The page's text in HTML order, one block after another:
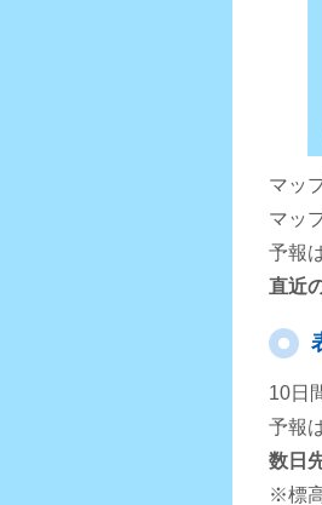
マッ
マッ
予報
直近
10日
予報
数日
※標